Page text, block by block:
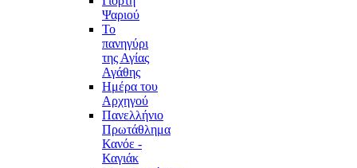
Ψαριού
Το
πανηγύρι
της Αγίας
Αγάθης
Ημέρα του
Αρχηγού
Πανελλήνιο
Πρωτάθλημα
Κανόε -
Καγιάκ